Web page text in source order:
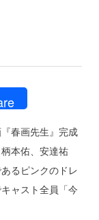
春画先生』完成
本佑、安達祐
るピンクのドレ
ャスト全員「今